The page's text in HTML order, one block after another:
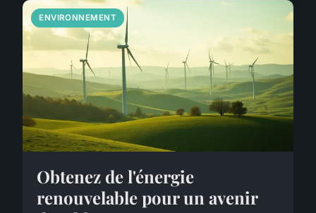
ENVIRONNEMENT
Obtenez de l'énergie
renouvelable pour un avenir